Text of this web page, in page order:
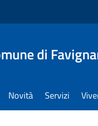
di
Novità Servizi